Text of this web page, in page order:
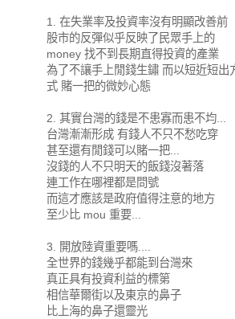
1. 在失業率及投資率沒有明顯改善前
股市的反彈似乎反映了民眾手上的
money 找不到長期直得投資的產業
為了不讓手上閒錢生鏽 而以短近短出
式 賭一把的微妙心態
2. 其實台灣的錢是不患寡而患不均...
台灣漸漸形成 有錢人不只不愁吃穿
甚至還有閒錢可以賭一把...
沒錢的人不只明天的飯錢沒著落
連工作在哪裡都是問號
而這才應該是政府值得注意的地方
至少比 mou 重要...
3. 開放陸資重要嗎....
全世界的錢幾乎都能到台灣來
真正具有投資利益的標第
相信華爾街以及東京的鼻子
比上海的鼻子還靈光